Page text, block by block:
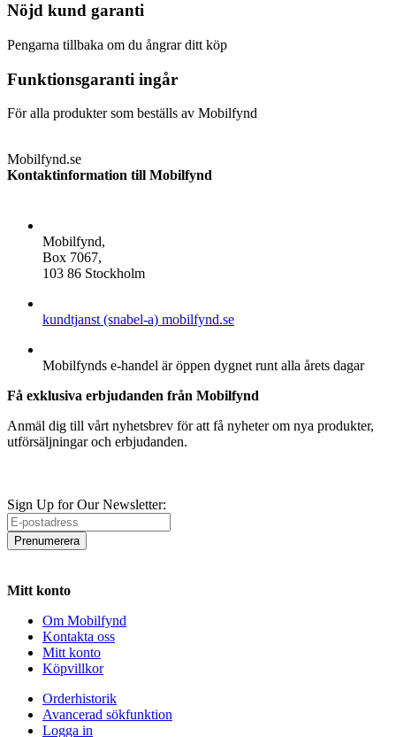
Nöjd kund garanti
Pengarna tillbaka om du ångrar ditt köp
Funktionsgaranti ingår
För alla produkter som beställs av Mobilfynd
Mobilfynd.se
Kontaktinformation till Mobilfynd
Mobilfynd,
Box 7067,
103 86 Stockholm
kundtjanst (snabel-a) mobilfynd.se
Mobilfynds e-handel är öppen dygnet runt alla årets dagar
Få exklusiva erbjudanden från Mobilfynd
Anmäl dig till vårt nyhetsbrev för att få nyheter om nya produkter,
utförsäljningar och erbjudanden.
Sign Up for Our Newsletter:
Prenumerera
Mitt konto
Om Mobilfynd
Kontakta oss
Mitt konto
Köpvillkor
Orderhistorik
Avancerad sökfunktion
Logga in